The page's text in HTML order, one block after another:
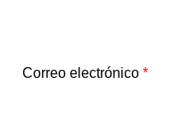
Correo electrónico *